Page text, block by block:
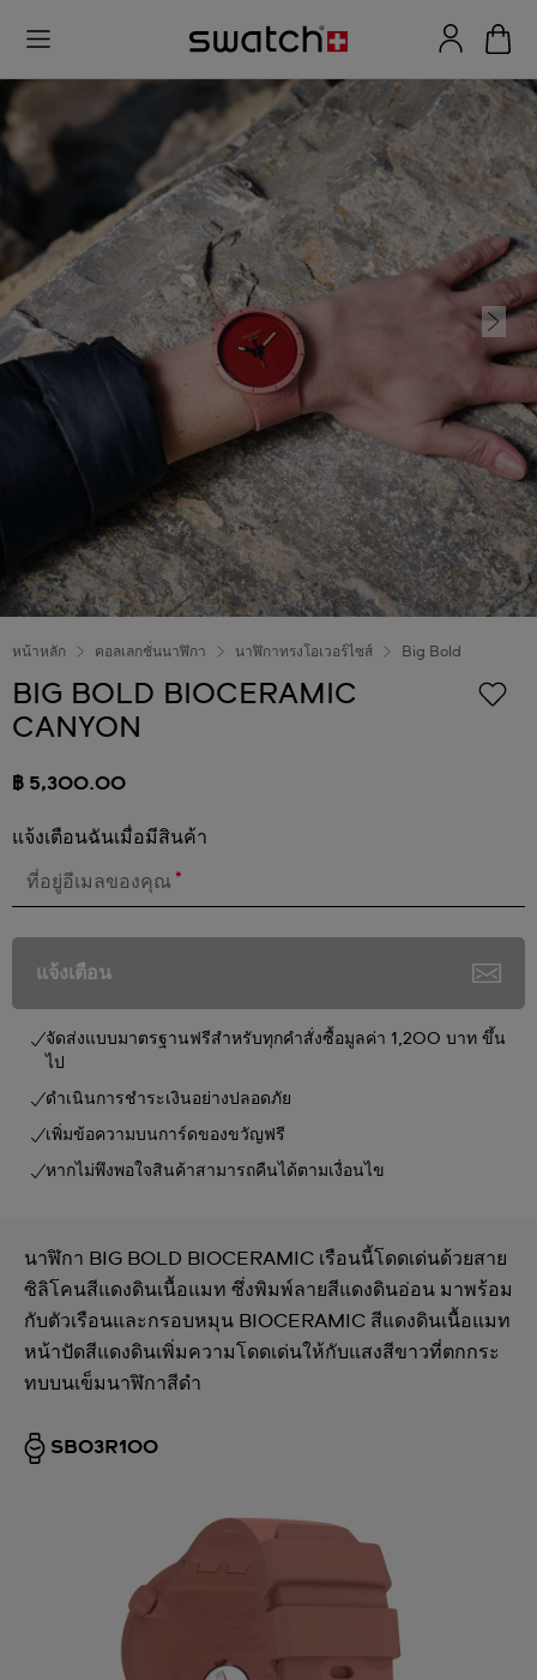
หน้าหลัก คอลเลกชั่นนาฬิกา นาฬิกาทรงโอเวอร์ไซส์ Big Bold
BIG BOLD BIOCERAMIC
CANYON
฿ 5,300.00
แจ้งเตือนฉันเมื่อมีสินค้า
ที่อยู่อีเมลของคุณ *
แจ้งเตือน
จัดส่งแบบมาตรฐานฟรีสำหรับทุกคำสั่งซื้อมูลค่า 1,200 บาท ขึ้น
ไป
ดำเนินการชำระเงินอย่างปลอดภัย
เพิ่มข้อความบนการ์ดของขวัญฟรี
หากไม่พึงพอใจสินค้าสามารถคืนได้ตามเงื่อนไข
นาฬิกา BIG BOLD BIOCERAMIC เรือนนี้โดดเด่นด้วยสาย
ซิลิโคนสีแดงดินเนื้อแมท ซึ่งพิมพ์ลายสีแดงดินอ่อน มาพร้อม
กับตัวเรือนและกรอบหมุน BIOCERAMIC สีแดงดินเนื้อแมท
หน้าปัดสีแดงดินเพิ่มความโดดเด่นให้กับแสงสีขาวที่ตกกระ
ทบบนเข็มนาฬิกาสีดำ
SB03R100